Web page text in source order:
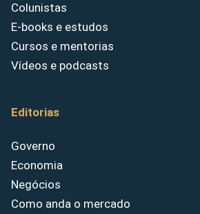
Colunistas
E-books e estudos
Cursos e mentorias
Vídeos e podcasts
Editorias
Governo
Economia
Negócios
Como anda o mercado